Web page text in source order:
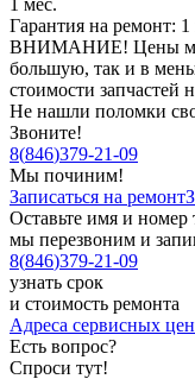
Гарантия на ремонт: 1
ВНИМАНИЕ! Цены
большую, так и в
стоимости запчастей
Не нашли поломки
Звоните!
8(846)379-21-09
Мы починим!
Записаться на ремонт
Оставьте имя и номер
мы перезвоним и
8(846)379-21-09
узнать срок
и стоимость ремонта
Адреса сервисных
Есть вопрос?
Спроси тут!